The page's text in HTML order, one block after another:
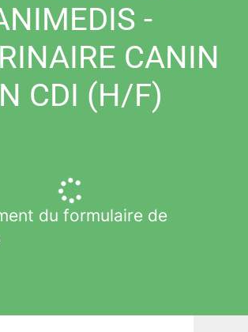
-
CANIN
CDI (H/F)
du formulaire de